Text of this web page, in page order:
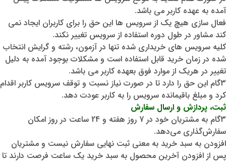
آمده به عهده کاربر می باشد.
فعال سازی هیچ یک از سرویس ها این حق را برای کاربران ایجاد نمی
کند مشاور در طول دوره استفاده از سرویس تغییر نکند.
کلیه سرویس های خریداری شده تنها در آزمون، رشته و گرایش انتخاب
شده در زمان خرید قابل استفاده است و مشکلات بوجود آمده به دلیل
تغییر در هریک از موارد فوق بعهده کاربر می باشد.
3گام این حق را دارد تا در صورت نیاز نسبت و توقف سرویس کاربر اقدام
کرد و مبلغ باقیمانده سرویس را به کاربر عودت دهد.
ثبت، پردازش و ارسال سفارش
3گام به مشتریان خود در 7 روز هفته و 24 ساعت در روز امکان
سفارش‌‏گذاری می‌‏دهد.
افزودن به سبد خرید به معنی ثبت نهایی سفارش نیست و مشتریان
پس از افزودن آخرین محصول به سبد خرید یک ساعت فرصت دارند تا